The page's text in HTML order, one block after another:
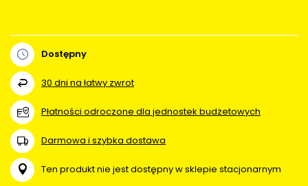
Dostępny
30 dni na łatwy zwrot
Płatności odroczone dla jednostek budżetowych
Darmowa i szybka dostawa
Ten produkt nie jest dostępny w sklepie stacjonarnym